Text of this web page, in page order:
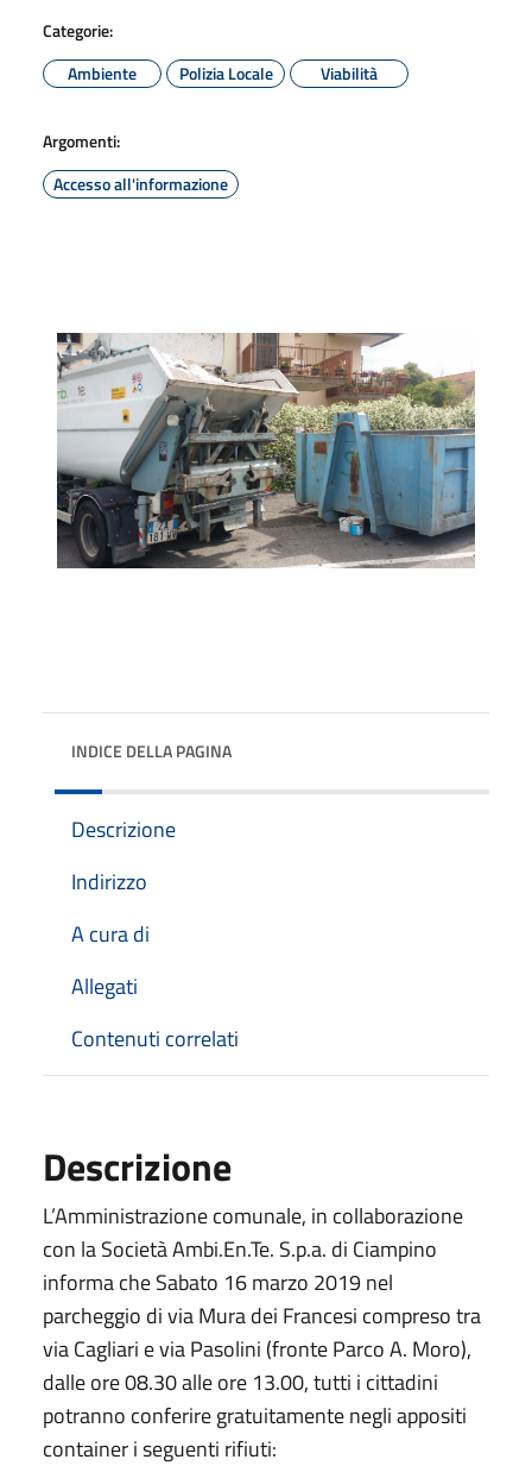
Categorie:
Ambiente
Polizia Locale Viabilità
Argomenti:
Accesso all'informazione
INDICE DELLA PAGINA
Descrizione
Indirizzo
A cura di
Allegati
Contenuti correlati
Descrizione
L’Amministrazione comunale, in collaborazione
con la Società Ambi.En.Te. S.p.a. di Ciampino
informa che Sabato 16 marzo 2019 nel
parcheggio di via Mura dei Francesi compreso tra
via Cagliari e via Pasolini (fronte Parco A. Moro),
dalle ore 08.30 alle ore 13.00, tutti i cittadini
potranno conferire gratuitamente negli appositi
container i seguenti rifiuti: